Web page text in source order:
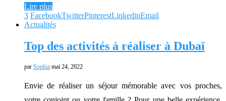
Lire plus
3 FacebookTwitterPinterestLinkedinEmail
Actualités
Top des activités à réaliser à Dubaï
par Sophia mai 24, 2022
Envie de réaliser un séjour mémorable avec vos proches,